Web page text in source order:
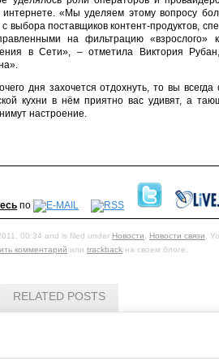
«Мы уделяем этому вопросу
выбора поставщиков контент-продуктов,
на фильтрацию «взрослого»
в Сети», – отметила Виктория
дня захочется отдохнуть, то вы
кухни в нём приятно вас удивят, а
настроение.
по
00:34 and is filed under Новости, Новости связи.
комментарий или trackback на своем блоге.
RELATED POSTS